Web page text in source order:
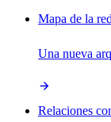
Mapa de la red
Una nueva
Relaciones